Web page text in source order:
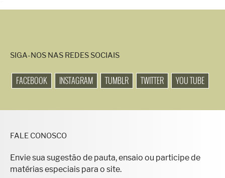
SIGA-NOS NAS REDES SOCIAIS
FACEBOOK INSTAGRAM TUMBLR TWITTER YOU TUBE
FALE CONOSCO
Envie sua sugestão de pauta, ensaio ou participe de
matérias especiais para o site.